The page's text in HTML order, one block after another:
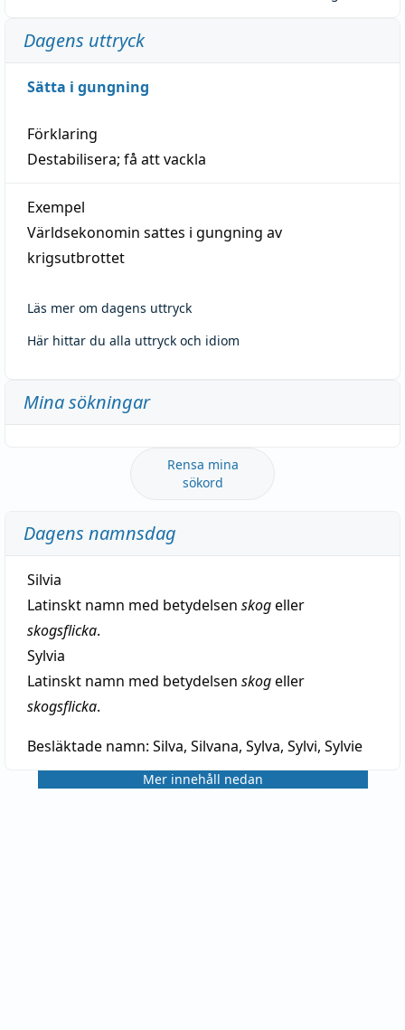
Dagens uttryck
Sätta i gungning
Förklaring
Destabilisera; få att vackla
Exempel
Världsekonomin sattes i gungning av
krigsutbrottet
Läs mer om dagens uttryck
Här hittar du alla uttryck och idiom
Mina sökningar
Rensa mina
sökord
Dagens namnsdag
Silvia
Latinskt namn med betydelsen skogeller
skogsflicka.
Sylvia
Latinskt namn med betydelsen skogeller
skogsflicka.
Besläktade namn: Silva, Silvana, Sylva, Sylvi, Sylvie
Mer innehåll nedan